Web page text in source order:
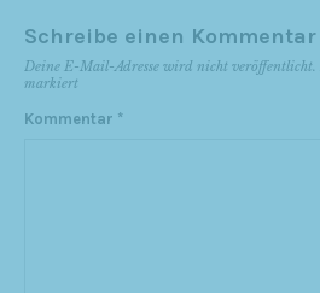
Schreibe einen Kommentar
Deine E-Mail-Adresse wird nicht veröffentlicht.
markiert
Kommentar *